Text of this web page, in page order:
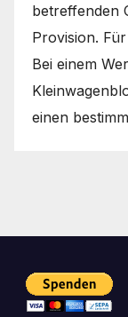
betreffenden
Provision.
Bei einem
einen